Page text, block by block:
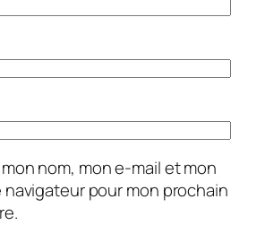
nom, mon e-mail et mon
pour mon prochain